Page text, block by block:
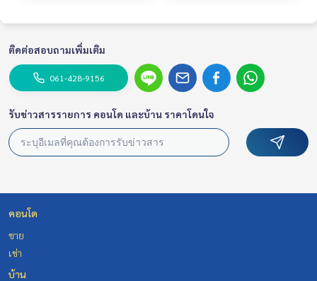
ติดต่อสอบถามเพิ่มเติม
061-428-9156
รับข่าวสารรายการ คอนโด และบ้าน ราคาโดนใจ
คอนโด
ขาย
เช่า
บ้าน